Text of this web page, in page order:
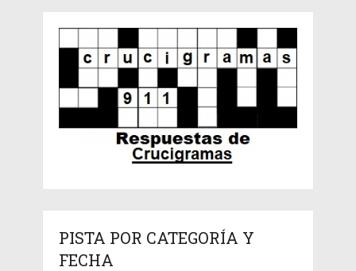
PISTA POR CATEGORÍA Y
FECHA